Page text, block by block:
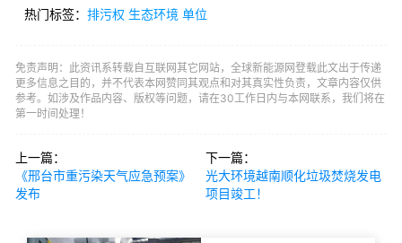
热门标签： 排污权 生态环境 单位
免责声明：此资讯系转载自互联网其它网站，全球新能源网登载此文出于传递
更多信息之目的，并不代表本网赞同其观点和对其真实性负责，文章内容仅供
参考。如涉及作品内容、版权等问题，请在30工作日内与本网联系，我们将在
第一时间处理！
上一篇：
《邢台市重污染天气应急预案》
发布
下一篇：
光大环境越南顺化垃圾焚烧发电
项目竣工！